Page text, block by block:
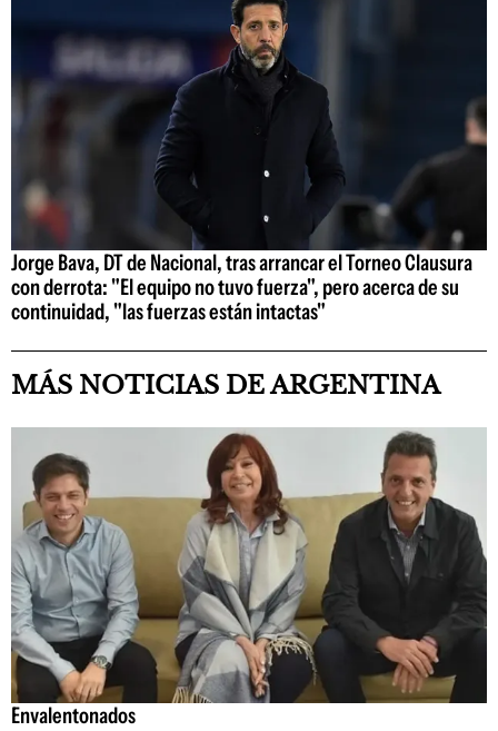
Jorge Bava, DT de Nacional, tras arrancar el Torneo Clausura
con derrota: "El equipo no tuvo fuerza", pero acerca de su
continuidad, "las fuerzas están intactas"
MÁS NOTICIAS DE ARGENTINA
Envalentonados